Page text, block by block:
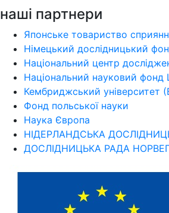
наші партнери
Японське товариство
Німецький дослідницький
Національний центр
Національний науковий фонд
Кембриджський університет
Фонд польської науки
Наука Європа
НІДЕРЛАНДСЬКА
ДОСЛІДНИЦЬКА РАДА